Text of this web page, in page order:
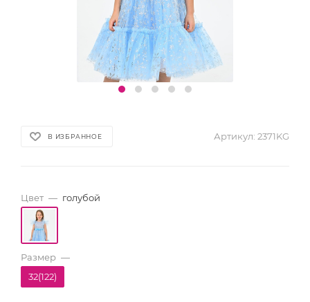
В ИЗБРАННОЕ Артикул: 2371KG
Цвет — голубой
Размер —
32(122)